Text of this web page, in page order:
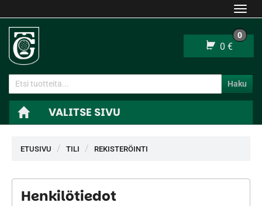
0 €
0
Haku
VALITSE SIVU
ETUSIVU TILI REKISTERÖINTI
Henkilötiedot